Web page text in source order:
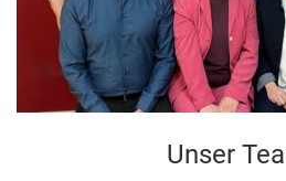
Unser